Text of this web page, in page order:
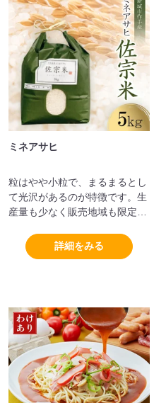
ミネアサヒ
粒はやや小粒で、まるまるとし
て光沢があるのが特徴です。生
産量も少なく販売地域も限定し
もいわれています。
詳細をみる